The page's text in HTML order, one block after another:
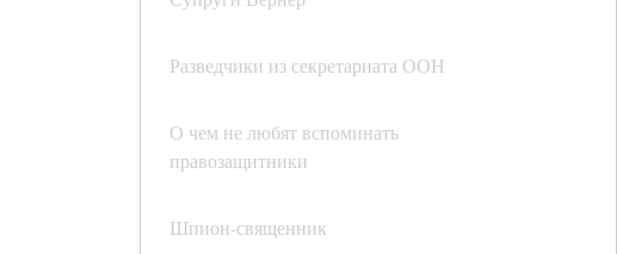
Разведчики из секретариата ООН
О чем не любят вспоминать
правозащитники
Шпион-священник